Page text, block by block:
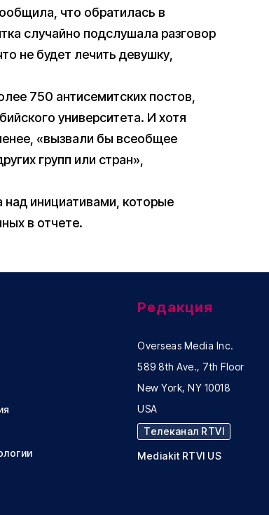
что обратилась в
случайно подслушала разговор
не будет лечить девушку,
750 антисемитских постов,
университета. И хотя
«вызвали бы всеобщее
групп или стран»,
инициативами, которые
в отчете.
Редакция
Overseas Media Inc.
589 8th Ave., 7th Floor
New York, NY 10018
USA
Телеканал RTVI
Mediakit RTVI US